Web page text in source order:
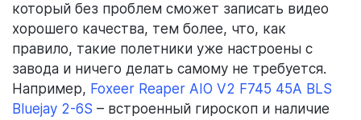
который без проблем сможет записать видео
хорошего качества, тем более, что, как
правило, такие полетники уже настроены с
завода и ничего делать самому не требуется.
Например, Foxeer Reaper AIO V2 F745 45A BLS
Bluejay 2-6S – встроенный гироскоп и наличие